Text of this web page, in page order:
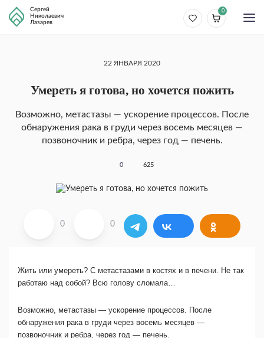
Сергей
Николаевич
Лазарев
0
22 ЯНВАРЯ 2020
Умереть я готова, но хочется пожить
Возможно, метастазы — ускорение процессов. После
обнаружения рака в груди через восемь месяцев —
позвоночник и ребра, через год — печень.
0 625
0 0
Жить или умереть? С метастазами в костях и в печени. Не так
работаю над собой? Всю голову сломала…
Возможно, метастазы — ускорение процессов. После
обнаружения рака в груди через восемь месяцев —
позвоночник и ребра, через год — печень.